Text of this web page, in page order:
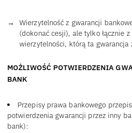
Wierzytelność z gwarancji
(dokonać cesji), ale tylko łącznie
wierzytelności, którą ta gwarancja
MOŻLIWOŚĆ POTWIERDZENIA
BANK
Przepisy prawa bankowego
potwierdzenia gwarancji przez inny
bank):